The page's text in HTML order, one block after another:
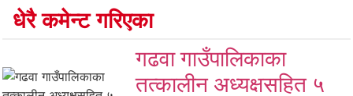
धेरै कमेन्ट गरिएका
गढवा गाउँपालिकाका
तत्कालीन अध्यक्षसहित ५